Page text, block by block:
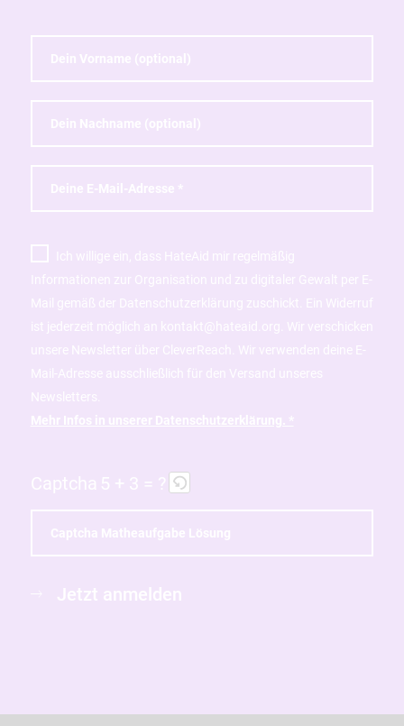
Ich willige ein, dass HateAid mir regelmäßig
Informationen zur Organisation und zu digitaler Gewalt per E-
Mail gemäß der Datenschutzerklärung zuschickt. Ein Widerruf
ist jederzeit möglich an kontakt@hateaid.org. Wir verschicken
unsere Newsletter über CleverReach. Wir verwenden deine E-
Mail-Adresse ausschließlich für den Versand unseres
Newsletters.
Mehr Infos in unserer Datenschutzerklärung. *
Captcha 5 + 3 = ?
i
i
Jetzt anmelden